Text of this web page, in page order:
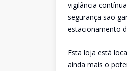
vigilância
segurança são
estacionamento
Esta loja está
ainda mais o